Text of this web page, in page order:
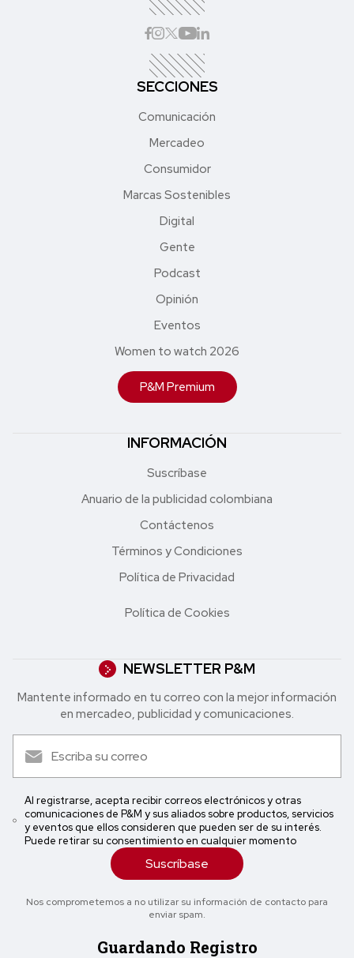
SECCIONES
Comunicación
Mercadeo
Consumidor
Marcas Sostenibles
Digital
Gente
Podcast
Opinión
Eventos
Women to watch 2026
P&M Premium
INFORMACIÓN
Suscríbase
Anuario de la publicidad colombiana
Contáctenos
Términos y Condiciones
Política de Privacidad
Política de Cookies
NEWSLETTER P&M
Mantente informado en tu correo con la mejor in formación
en mercadeo, publicidad y comunicaciones.
Al registrarse, acepta recibir correos electrónicos y otras
comunicaciones de P&M y sus aliados sobre productos, servicios
y eventos que ellos consideren que pueden ser de su interés.
Puede retirar su consentimiento en cualquier momento
Suscríbase
Nos comprometemos a no utilizar su información de contacto para
enviar spam.
Guardando Registro